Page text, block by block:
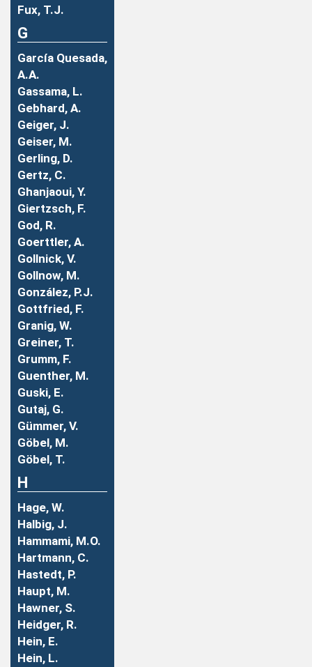
Fux, T.J.
G
García Quesada,
A.A.
Gassama, L.
Gebhard, A.
Geiger, J.
Geiser, M.
Gerling, D.
Gertz, C.
Ghanjaoui, Y.
Giertzsch, F.
God, R.
Goerttler, A.
Gollnick, V.
Gollnow, M.
González, P.J.
Gottfried, F.
Granig, W.
Greiner, T.
Grumm, F.
Guenther, M.
Guski, E.
Gutaj, G.
Gümmer, V.
Göbel, M.
Göbel, T.
H
Hage, W.
Halbig, J.
Hammami, M.O.
Hartmann, C.
Hastedt, P.
Haupt, M.
Hawner, S.
Heidger, R.
Hein, E.
Hein, L.